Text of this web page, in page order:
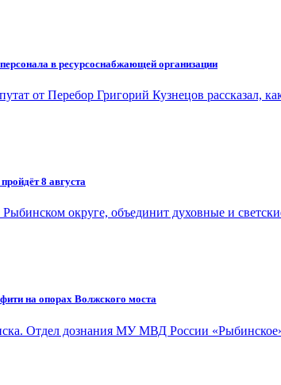
в ресурсоснабжающей организации
от Перебор Григорий Кузнецов рассказал,
8 августа
округе, объединит духовные и
на опорах Волжского моста
Отдел дознания МУ МВД России